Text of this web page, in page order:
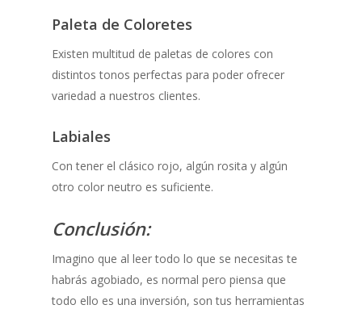
Paleta de Coloretes
Existen multitud de paletas de colores con
distintos tonos perfectas para poder ofrecer
variedad a nuestros clientes.
Labiales
Con tener el clásico rojo, algún rosita y algún
otro color neutro es suficiente.
Conclusión:
Imagino que al leer todo lo que se necesitas te
habrás agobiado, es normal pero piensa que
todo ello es una inversión, son tus herramientas